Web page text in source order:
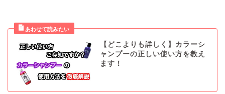
【どこよりも詳しく】カラーシ
ャンプーの正しい使い方を教え
ます！